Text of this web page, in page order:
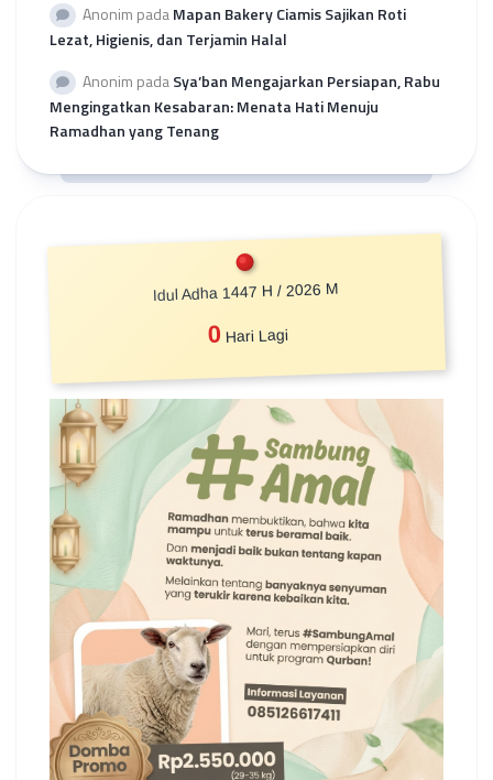
Anonim padaMapan Bakery Ciamis Sajikan Roti
Lezat, Higienis, dan Terjamin Halal
Anonim padaSya’ban Mengajarkan Persiapan, Rabu
Mengingatkan Kesabaran: Menata Hati Menuju
Ramadhan yang Tenang
Idul Adha 1447 H / 2026 M
0 Hari Lagi